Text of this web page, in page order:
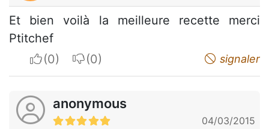
Et bien voilà la meilleure recette merci
Ptitchef
I apreciateI do not appreciate signaler
anonymous
04/03/2015